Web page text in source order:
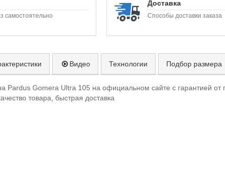
самостоятельно
Доставка
Способы доставки заказа
Видео Технологии Подбор размера
Pardus Gomera Ultra 105 на официальном сайте с гарантией от
товара, быстрая доставка